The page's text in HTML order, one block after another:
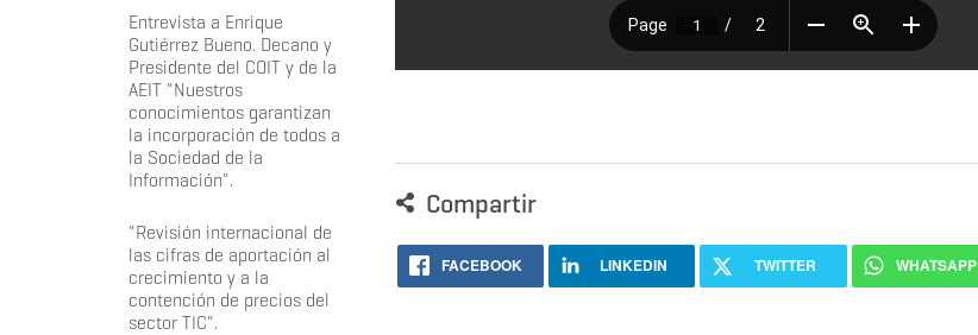
Entrevista a Enrique
Gutiérrez Bueno. Decano y
Presidente del COIT y de la
AEIT "Nuestros
conocimientos garantizan
la incorporación de todos a
la Sociedad de la
Información".
"Revisión internacional de
las cifras de aportación al
crecimiento y a la
contención de precios del
sector TIC".
Compartir
FACEBOOK LINKEDIN TWITTER WHATSAPP